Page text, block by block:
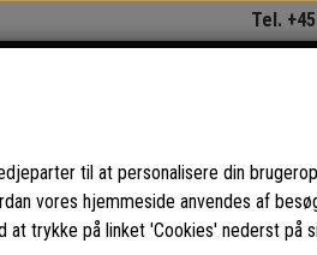
Tel.
kaffeautomater Nye dele til
til at personalisere din
vores hjemmeside anvendes af
at trykke på linket 'Cookies' nederst på